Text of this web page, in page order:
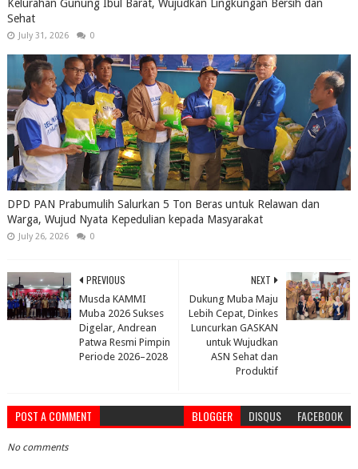
Kelurahan Gunung Ibul Barat, Wujudkan Lingkungan Bersih dan
Sehat
July 31, 2026 0
DPD PAN Prabumulih Salurkan 5 Ton Beras untuk Relawan dan
Warga, Wujud Nyata Kepedulian kepada Masyarakat
July 26, 2026 0
NEXT
Dukung Muba Maju
Lebih Cepat, Dinkes
Luncurkan GASKAN
untuk Wujudkan
ASN Sehat dan
Produktif
PREVIOUS
Musda KAMMI
Muba 2026 Sukses
Digelar, Andrean
Patwa Resmi Pimpin
Periode 2026–2028
POST A COMMENT BLOGGER DISQUS FACEBOOK
No comments